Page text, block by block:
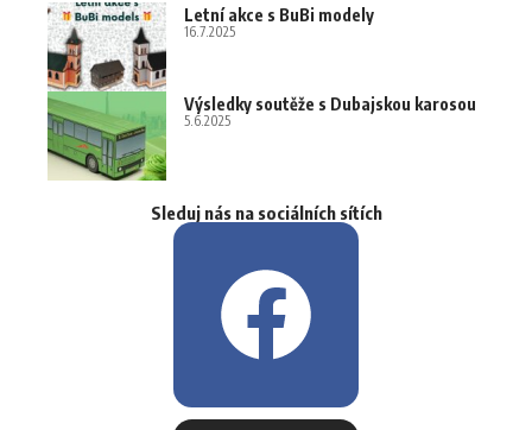
Letní akce s BuBi modely
16.7.2025
Výsledky soutěže s Dubajskou karosou
5.6.2025
Sleduj nás na sociálních sítích